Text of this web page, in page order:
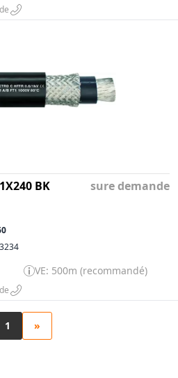
BK
sure demande
VE: 500m (recommandé)
1 »